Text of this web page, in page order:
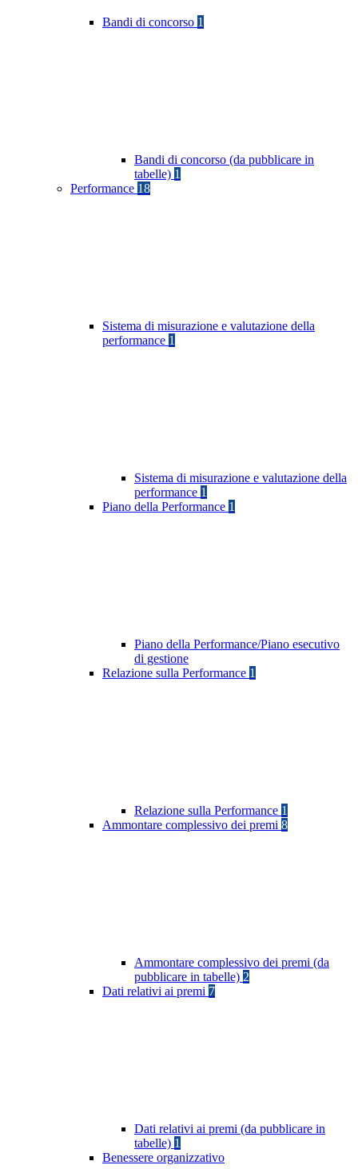
Bandi di concorso 1
Bandi di concorso (da pubblicare in
tabelle) 1
Performance 18
Sistema di misurazione e valutazione della
performance 1
Sistema di misurazione e valutazione della
performance 1
Piano della Performance 1
Piano della Performance/Piano esecutivo
di gestione
Relazione sulla Performance 1
Relazione sulla Performance 1
Ammontare complessivo dei premi 8
Ammontare complessivo dei premi (da
pubblicare in tabelle) 2
Dati relativi ai premi 7
Dati relativi ai premi (da pubblicare in
tabelle) 1
Benessere organizzativo